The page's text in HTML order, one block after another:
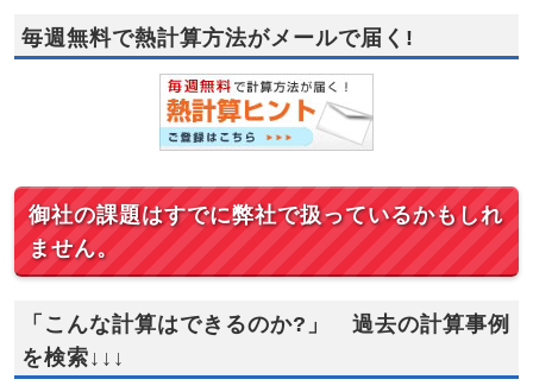
毎週無料で熱計算方法がメールで届く!
御社の課題はすでに弊社で扱っているかもしれ
ません。
「こんな計算はできるのか?」 過去の計算事例
を検索↓↓↓